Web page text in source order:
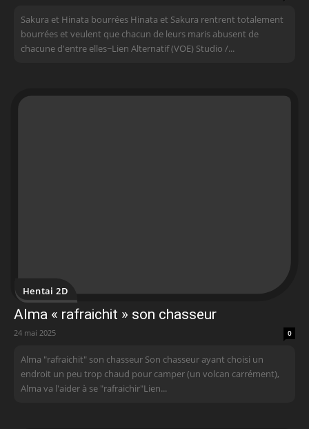
Sakura et Hinata bourrées Hinata et Sakura rentrent totalement
bourrées et veulent que chacun de leurs maris abusent de
chacune d'entre elles~Lien Alternatif (VOE) Studio /...
Hentai 2D
Alma « rafraichit » son chasseur
24 mai 2025 0
Alma "rafraichit" son chasseur Son chasseur ayant choisi un
endroit un peu trop chaud pour camper (un volcan carrément),
Alma va l'aider à se "rafraichir"Lien...